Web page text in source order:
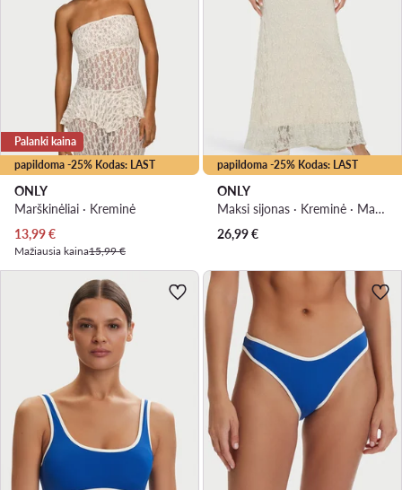
papildoma -25% Kodas: LAST
Palanki kaina
ONLY
Marškinėliai · Kreminė
Dabartinė kaina
13,99€
Mažiausia kaina15,99 €
papildoma -25% Kodas: LAST
ONLY
Maksi sijonas · Kreminė · Maksi
26,99€